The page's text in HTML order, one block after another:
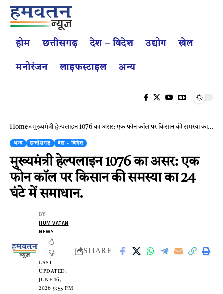
होम छत्तीसगढ़ देश – विदेश उद्योग खेल
मनोरंजन लाइफस्टाइल अन्य
Home»मुख्यमंत्री हेल्पलाइन 1076 का असर: एक फोन कॉल पर किसान की समस्या का 24 घंटे में समाधान.
अन्य छत्तीसगढ़ देश - विदेश
मुख्यमंत्री हेल्पलाइन 1076 का असर: एक
फोन कॉल पर किसान की समस्या का 24
घंटे में समाधान.
LAST
UPDATED:
JUNE 16,
2026 9:55 PM
BY
HUM VATAN
NEWS
SHARE